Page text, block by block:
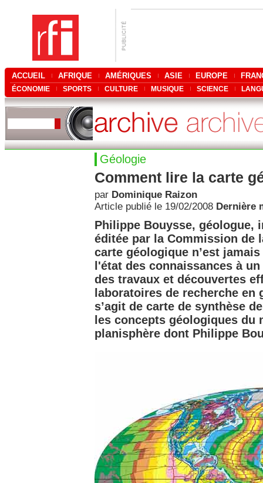
ACCUEIL AFRIQUE AMÉRIQUES ASIE EUROPE
ÉCONOMIE SPORTS CULTURE MUSIQUE SCIENCE
Géologie
Comment lire la carte
par Dominique Raizon
Article publié le 19/02/2008 Dernière
Philippe Bouysse, géologue,
éditée par la Commission de
carte géologique n’est
l'état des connaissances à
des travaux et découvertes
laboratoires de recherche
s’agit de carte de synthèse
les concepts géologiques du
planisphère dont Philippe